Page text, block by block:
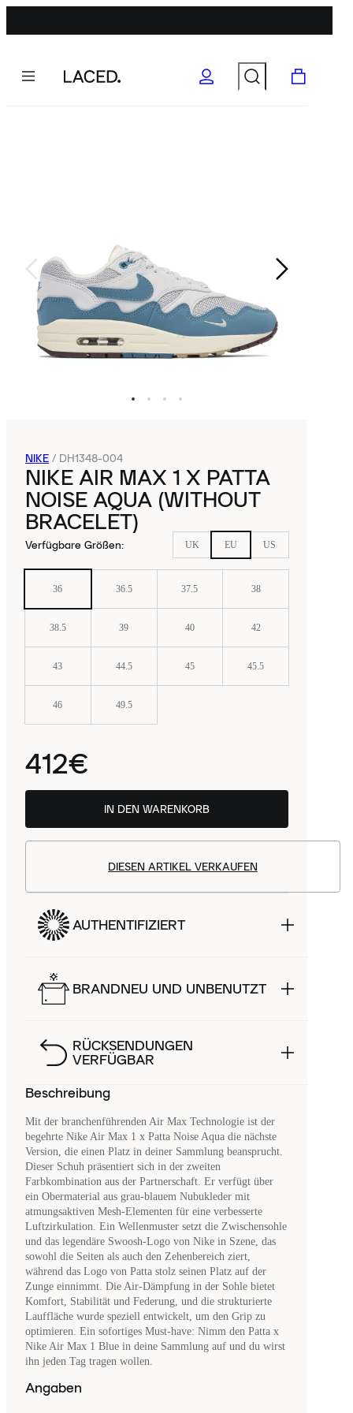
NIKE / DH1348-004
NIKE AIR MAX 1 X PATTA
NOISE AQUA (WITHOUT
BRACELET)
Verfügbare Größen: UK EU US
36 36.5 37.5 38
38.5 39 40 42
43 44.5 45 45.5
46 49.5
412€
IN DEN WARENKORB
DIESEN ARTIKEL VERKAUFEN
AUTHENTIFIZIERT
BRANDNEU UND UNBENUTZT
RÜCKSENDUNGEN
VERFÜGBAR
Beschreibung
Mit der branchenführenden Air Max Technologie ist der
begehrte Nike Air Max 1 x Patta Noise Aqua die nächste
Version, die einen Platz in deiner Sammlung beansprucht.
Dieser Schuh präsentiert sich in der zweiten
Farbkombination aus der Partnerschaft. Er verfügt über
ein Obermaterial aus grau-blauem Nubukleder mit
atmungsaktiven Mesh-Elementen für eine verbesserte
Luftzirkulation. Ein Wellenmuster setzt die Zwischensohle
und das legendäre Swoosh-Logo von Nike in Szene, das
sowohl die Seiten als auch den Zehenbereich ziert,
während das Logo von Patta stolz seinen Platz auf der
Zunge einnimmt. Die Air-Dämpfung in der Sohle bietet
Komfort, Stabilität und Federung, und die strukturierte
Lauffläche wurde speziell entwickelt, um den Grip zu
optimieren. Ein sofortiges Must-have: Nimm den Patta x
Nike Air Max 1 Blue in deine Sammlung auf und du wirst
ihn jeden Tag tragen wollen.
Angaben